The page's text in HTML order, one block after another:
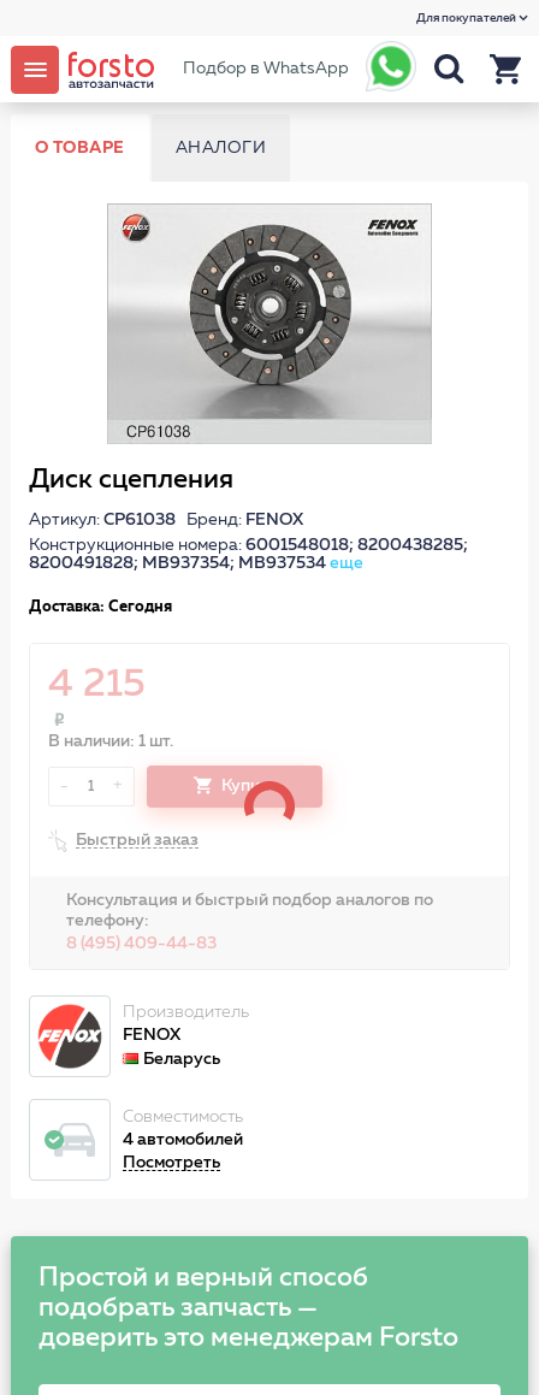
Для покупателей
Подбор в WhatsApp
О ТОВАРЕ АНАЛОГИ
Диск сцепления
Артикул: CP61038Бренд: FENOX
Конструкционные номера: 6001548018; 8200438285;
8200491828; MB937354; MB937534 еще
Доставка: Сегодня
4 215
В наличии: 1 шт.
- 1 + Купить
Быстрый заказ
Консультация и быстрый подбор аналогов по
телефону:
8 (495) 409-44-83
Производитель
FENOX
Беларусь
Совместимость
4 автомобилей
Посмотреть
Простой и верный способ
подобрать запчасть —
доверить это менеджерам Forsto